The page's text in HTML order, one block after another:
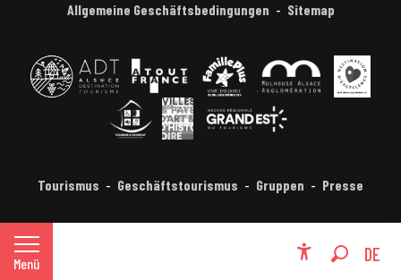
Menü DE
FR
Allgemeine Geschäftsbedingungen
Sitemap
Tourismus Geschäftstourismus Gruppen Presse